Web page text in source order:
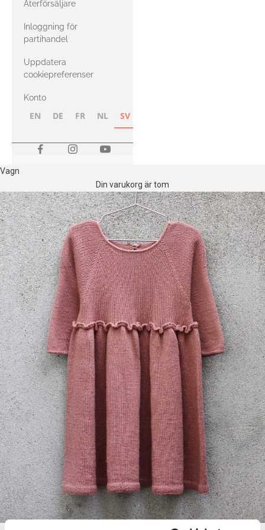
med Heavy
Merino
Återförsäljare
Inloggning för
partihandel
Uppdatera
cookiepreferenser
Konto
EN DE FR NL SV
Vagn
Din varukorg är tom